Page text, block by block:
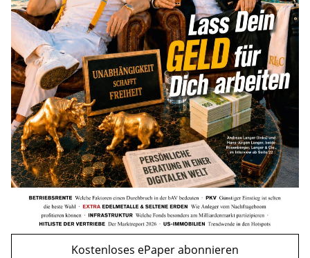
WEITERE ARTIKEL
zurückweiter
Mütterrente III Tabelle: So viel Renten-
Nachzahlung ist pro Kind möglich
mehr
Kostenloses ePaper abonnieren